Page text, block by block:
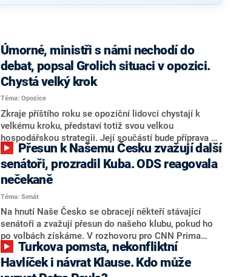
Úmorné, ministři s námi nechodí do
debat, popsal Grolich situaci v opozici.
Chystá velký krok
Téma: Opozice
Zkraje příštího roku se opoziční lidovci chystají k
velkému kroku, představí totiž svou velkou
hospodářskou strategii. Její součástí bude příprava na
stárnutí populace, řekl ve středu na setkání s novináři
nový předseda lidovců Jan Grolich. Ten zároveň v
senátních volbách kandiduje ve Vyškově. Popsal i
aktivitu opozice, o níž vládní strany nebo političtí
komentátoři mluví jako o slabé a v defenzivě. „Je to
úmorná práce upozorňovat na chyby vlády. Ministři s
námi navíc nechodí do debat. Chceme ale ukazovat
svoje témata,“ odpověděl Grolich na dotaz CNN Prima
NEWS.
senátoři, prozradil Kuba. ODS reagovala
nečekaně
Téma: Senát
Na hnutí Naše Česko se obracejí někteří stávající
senátoři a zvažují přesun do našeho klubu, pokud ho
po volbách získáme. V rozhovoru pro CNN Prima
NEWS to řekl zakladatel hnutí a jihočeský hejtman
Martin Kuba. Konkrétní nebyl, ale získat by takto mohl
například senátora Zdeňka Hrabu, který je dnes
Havlíček i návrat Klause. Kdo může